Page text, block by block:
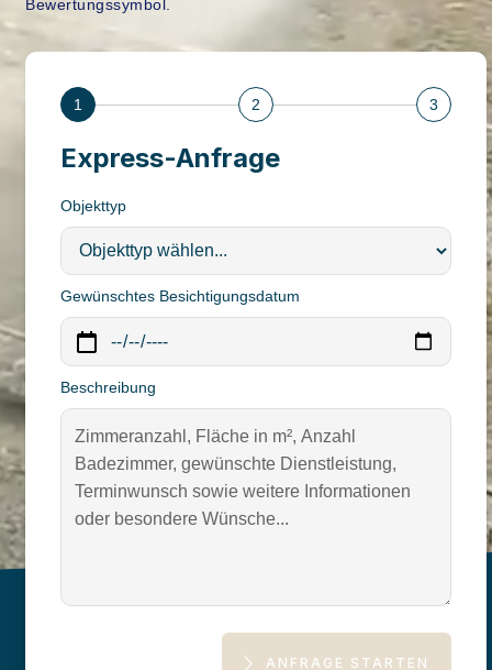
1 2 3
Express-Anfrage
Objekttyp
Gewünschtes Besichtigungsdatum
Beschreibung
ANFRAGE STARTEN